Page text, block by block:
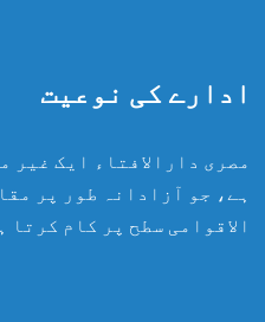
ادارے کی نوعیت
مصری دارالافتاء ایک غیر
ہے، جو آزادانہ طور پر
الاقوامی سطح پر کام کرتا